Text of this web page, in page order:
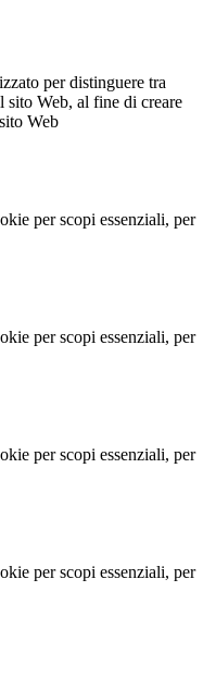
per distinguere tra
sito Web, al fine di creare
Web
per scopi essenziali, per
per scopi essenziali, per
per scopi essenziali, per
per scopi essenziali, per